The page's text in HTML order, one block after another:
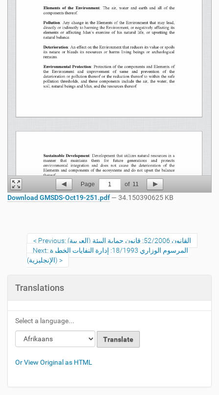
Page 1 of 11
Download GMSDS-Oct19-251.pdf— 34.150390625 KB
Previous: القانون 52/2006: قانون حماية البيئة (العربية)
Next: المرسوم الوزاري 18/1993: إدارة النفايات الخطرة
(الإنجليزية)
Translations
Select a language...
Or View Original as HTML